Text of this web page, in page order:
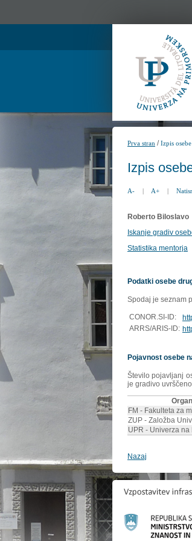
Prva stran /Izpis osebe
Izpis
A- | A+ |
Roberto Biloslavo
Iskanje gradiv
Statistika mentorja
Podatki osebe
Spodaj je seznam
CONOR.SI-ID:
ARRS/ARIS-ID:
Pojavnost osebe
Število pojavljanj
je gradivo
FM - Fakulteta za
ZUP - Založba
UPR - Univerza na
Nazaj